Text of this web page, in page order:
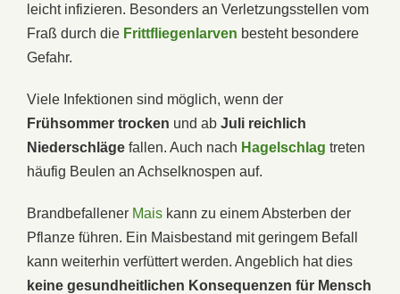
leicht infizieren. Besonders an Verletzungsstellen vom
Fraß durch die Frittfliegenlarven besteht besondere
Gefahr.
Viele Infektionen sind möglich, wenn der
Frühsommer trocken und ab Juli reichlich
Niederschläge fallen. Auch nach Hagelschlag treten
häufig Beulen an Achselknospen auf.
Brandbefallener Mais kann zu einem Absterben der
Pflanze führen. Ein Maisbestand mit geringem Befall
kann weiterhin verfüttert werden. Angeblich hat dies
keine gesundheitlichen Konsequenzen für Mensch